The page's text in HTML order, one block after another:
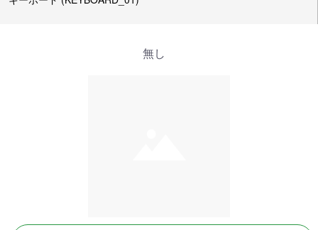
無し